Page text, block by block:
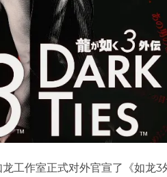
工作室正式对外官宣了《如龙